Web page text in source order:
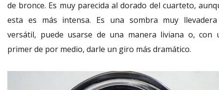
de bronce. Es muy parecida al dorado del cuarteto,
esta es más intensa. Es una sombra muy
versátil, puede usarse de una manera liviana o, con
primer de por medio, darle un giro más dramático.